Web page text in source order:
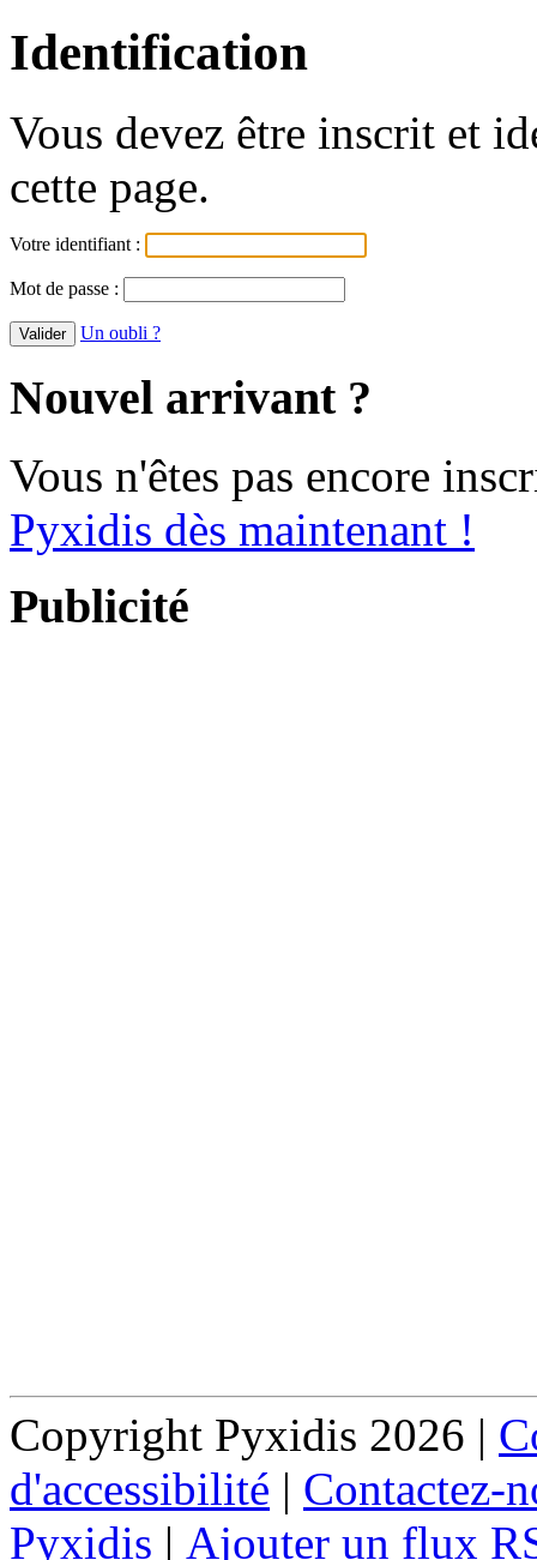
Identification
Vous devez être inscrit et
cette page.
Votre identifiant :
Mot de passe :
Un oubli ?
Nouvel arrivant ?
Vous n'êtes pas encore
Pyxidis dès maintenant !
Publicité
Copyright Pyxidis 2026 |
d'accessibilité | Contactez-
Pyxidis | Ajouter un flux